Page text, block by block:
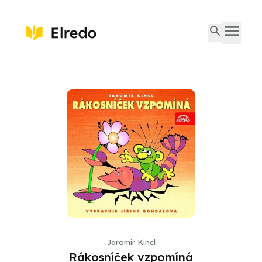
Jaromír Kincl
Rákosníček vzpomíná